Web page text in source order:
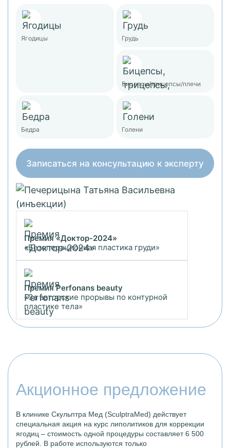
Ягодицы Грудь
Бицепсы/трицепсы/плечи
Бедра Голени
Записаться на консультацию к эксперту
Премия «Доктор-2024»
«Безоперационная пластика груди»
Премия Perfonans beauty
«За авторские прорывы по контурной
пластике тела»
Акционное предложение
В клинике Скульптра Мед (SculptraMed) действует
специальная акция на курс липолитиков для коррекции
ягодиц – стоимость одной процедуры составляет 6 500
рублей. В работе используются только